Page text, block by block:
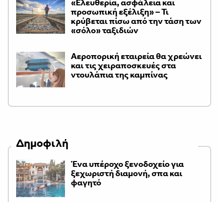
«Ελευθερία, ασφάλεια και
προσωπική εξέλιξη» – Τι
κρύβεται πίσω από την τάση των
«σόλο» ταξιδιών
Αεροπορική εταιρεία θα χρεώνει
και τις χειραποσκευές στα
ντουλάπια της καμπίνας
Δημοφιλή
Ένα υπέροχο ξενοδοχείο για
ξεχωριστή διαμονή, σπα και
φαγητό